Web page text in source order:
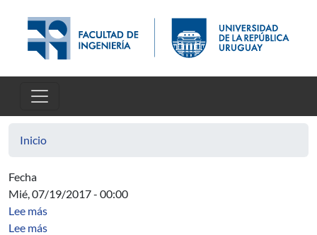
Inicio
Fecha
Mié, 07/19/2017 - 00:00
Lee mássobre Acta Asamblea 19/07, 27/07, 3/08
Lee mássobre Jornada de 10 años de la Unidad y 15 años de